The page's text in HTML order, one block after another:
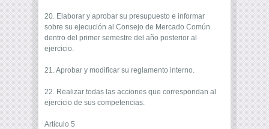
20. Elaborar y aprobar su presupuesto e informar
sobre su ejecución al Consejo de Mercado Común
dentro del primer semestre del año posterior al
ejercicio.
21. Aprobar y modificar su reglamento interno.
22. Realizar todas las acciones que correspondan al
ejercicio de sus competencias.
Artículo 5